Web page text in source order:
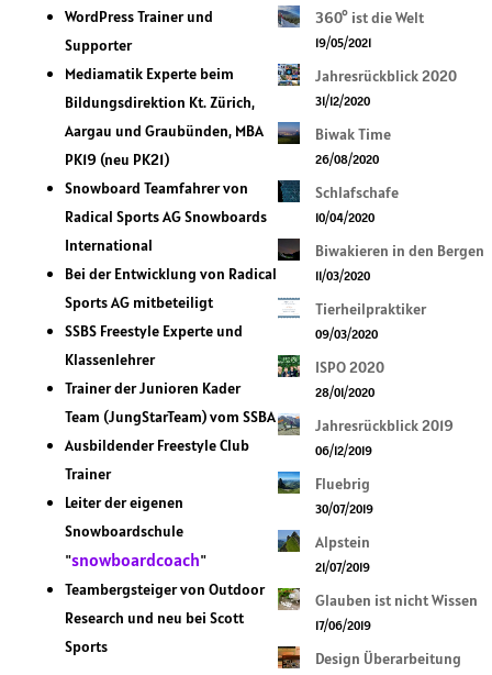
WordPress Trainer und
Supporter
Mediamatik Experte beim
Bildungsdirektion Kt. Zürich,
Aargau und Graubünden, MBA
PK19 (neu PK21)
Snowboard Teamfahrer von
Radical Sports AG Snowboards
International
Bei der Entwicklung von Radical
Sports AG mitbeteiligt
SSBS Freestyle Experte und
Klassenlehrer
Trainer der Junioren Kader
Team (JungStarTeam) vom SSBA
Ausbildender Freestyle Club
Trainer
Leiter der eigenen
Snowboardschule
"snowboardcoach"
Teambergsteiger von Outdoor
Research und neu bei Scott
Sports
360° ist die Welt
19/05/2021
Jahresrückblick 2020
31/12/2020
Biwak Time
26/08/2020
Schlafschafe
10/04/2020
Biwakieren in den Bergen
11/03/2020
Tierheilpraktiker
09/03/2020
ISPO 2020
28/01/2020
Jahresrückblick 2019
06/12/2019
Fluebrig
30/07/2019
Alpstein
21/07/2019
Glauben ist nicht Wissen
17/06/2019
Design Überarbeitung